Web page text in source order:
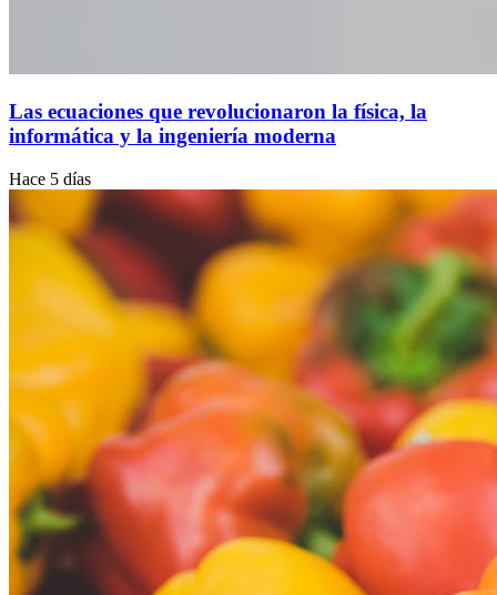
Las ecuaciones que revolucionaron la física, la
informática y la ingeniería moderna
Hace 5 días